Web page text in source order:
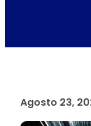
Agosto 23,